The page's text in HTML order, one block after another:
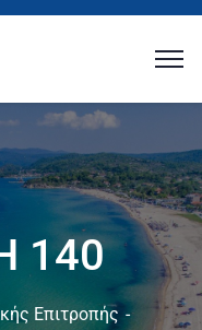
140
Επιτροπής